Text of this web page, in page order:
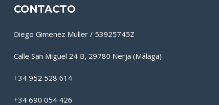
CONTACTO
Diego Gimenez Muller / 53925745Z
Calle San Miguel 24 B, 29780 Nerja (Málaga)
+34 952 528 614
+34 690 054 426